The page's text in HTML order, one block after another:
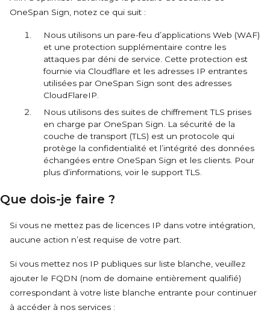
OneSpan Sign, notez ce qui suit :
Nous utilisons un pare-feu d’applications Web (WAF)
et une protection supplémentaire contre les
attaques par déni de service. Cette protection est
fournie via Cloudflare et les adresses IP entrantes
utilisées par OneSpan Sign sont des adresses
CloudFlareIP.
Nous utilisons des suites de chiffrement TLS prises
en charge par OneSpan Sign. La sécurité de la
couche de transport (TLS) est un protocole qui
protège la confidentialité et l’intégrité des données
échangées entre OneSpan Sign et les clients. Pour
plus d’informations, voir le support TLS.
Que dois-je faire ?
Si vous ne mettez pas de licences IP dans votre intégration,
aucune action n’est requise de votre part.
Si vous mettez nos IP publiques sur liste blanche, veuillez
ajouter le FQDN (nom de domaine entièrement qualifié)
correspondant à votre liste blanche entrante pour continuer
à accéder à nos services :